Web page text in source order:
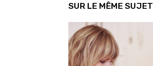
SUR LE MÊME SUJET